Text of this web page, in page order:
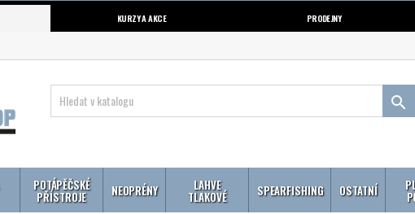
KURZY A AKCE PRODEJNY

POTÁPĚČSKÉ
PŘÍSTROJE NEOPRÉNY LAHVE
TLAKOVÉ SPEARFISHING OSTATNÍ